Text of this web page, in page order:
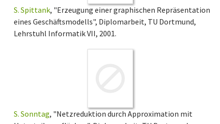
S. Spittank, "Erzeugung einer graphischen Repräsentation
eines Geschäftsmodells", Diplomarbeit, TU Dortmund,
Lehrstuhl Informatik VII, 2001.
S. Sonntag, "Netzreduktion durch Approximation mit